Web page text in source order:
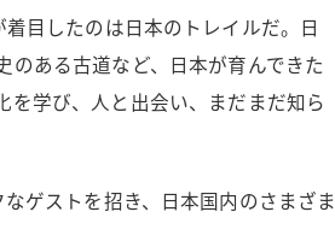
目したのは日本のトレイルだ。日
ある古道など、日本が育んできた
学び、人と出会い、まだまだ知ら
ゲストを招き、日本国内のさまざま